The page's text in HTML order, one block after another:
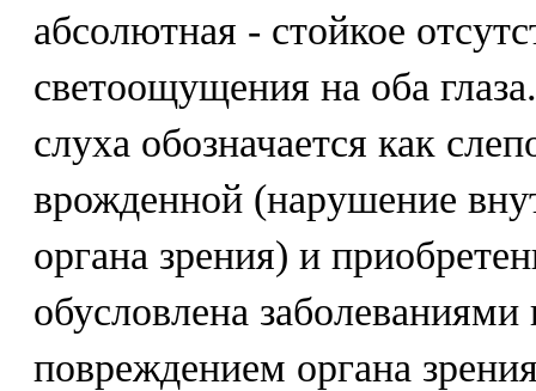
абсолютная - стойкое
светоощущения на оба
слуха обозначается как
врожденной (нарушение
органа зрения) и
обусловлена заболеваниями
повреждением органа